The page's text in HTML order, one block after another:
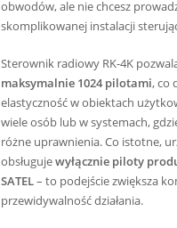
obwodów, ale nie chcesz
skomplikowanej instalacji
Sterownik radiowy RK-4K
maksymalnie 1024 pilotami, co
elastyczność w obiektach
wiele osób lub w systemach,
różne uprawnienia. Co istotne,
obsługujewyłącznie piloty
SATEL– to podejście zwiększa
przewidywalność działania.